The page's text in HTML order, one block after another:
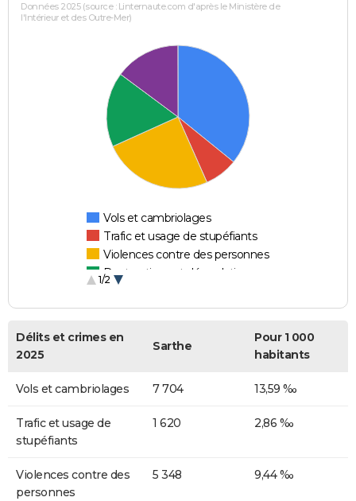
Données 2025 (source : Linternaute.com d'après le Ministère de
l'Intérieur et des Outre-Mer)
Vols et cambriolages
Trafic et usage de stupéfiants
Violences contre des personnes
Destructions et dégradations
1/2
Délits et crimes en
2025
Sarthe
Pour 1 000
habitants
Vols et cambriolages 7 704 13,59 ‰
Trafic et usage de
stupéfiants
1 620 2,86 ‰
Violences contre des
personnes
5 348 9,44 ‰